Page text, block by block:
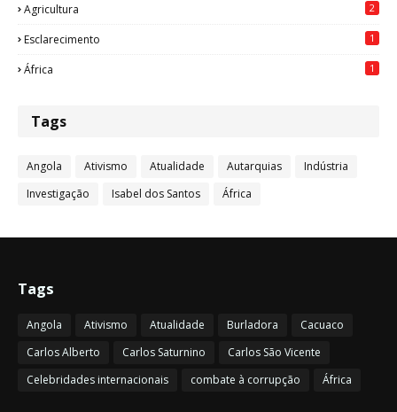
Agricultura 2
Esclarecimento 1
África 1
Tags
Angola Ativismo Atualidade Autarquias
Indústria
Investigação
Isabel dos Santos África
Tags
Angola Ativismo Atualidade Burladora
Cacuaco
Carlos Alberto
Carlos Saturnino
Carlos São Vicente
Celebridades internacionais
combate à corrupção África